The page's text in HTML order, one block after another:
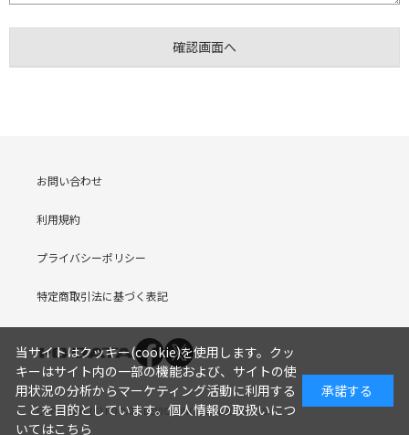
お問い合わせ
利用規約
プライバシーポリシー
特定商取引法に基づく表記
COPYRIGHT (C) I-O DATA DEVICE, INC. Since 2005.9.19
当サイトはクッキー(cookie)を使用します。クッ
キーはサイト内の一部の機能および、サイトの使
用状況の分析からマーケティング活動に利用する
ことを目的としています。個人情報の取扱いにつ
いてはこちら
承諾する